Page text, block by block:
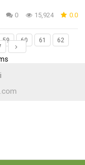
0 15,924 0.0
59 60 61
62